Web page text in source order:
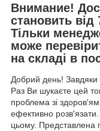
Внимание!
становить
Тільки
може
на складі в
Добрий день!
Раз Ви шукаєте цей
проблема зі
ефективно
цьому. Представлена